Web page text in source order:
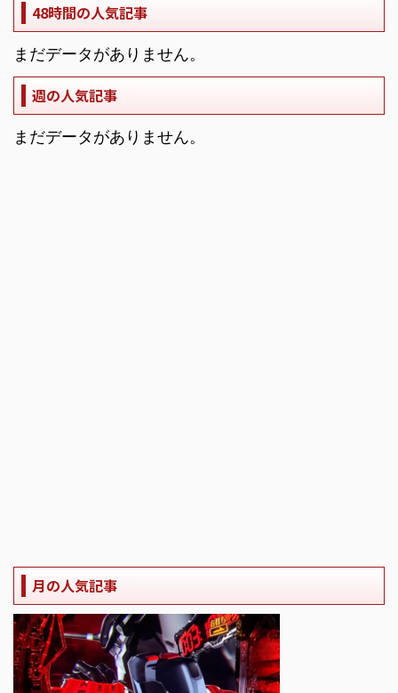
48時間の人気記事
まだデータがありません。
週の人気記事
まだデータがありません。
月の人気記事